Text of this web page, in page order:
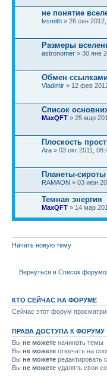
не понятие
lvsmith » 26 сен
Размеры
astronomer » 30 янв
Обмен ссылками
Vladimir » 12 фев
Список
MaxQFT » 25 мар
Плоскость
Ara » 03 окт 2011,
Планеты-сироты
RAMAON » 03 июн
Темная энергия
MaxQFT » 14 мар
Начать новую тему
Вернуться в Список
КТО СЕЙЧАС НА ФОРУМЕ
Сейчас этот форум
ПРАВА ДОСТУПА К ФОРУМУ
Вы не можете начинать темы
Вы не можете отвечать на
Вы не можете редактировать
Вы не можете удалять свои